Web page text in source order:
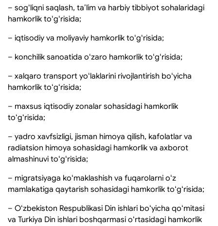
– sogʻliqni saqlash, taʼlim va harbiy tibbiyot sohalaridagi
hamkorlik toʻgʻrisida;
– iqtisodiy va moliyaviy hamkorlik toʻgʻrisida;
– konchilik sanoatida oʻzaro hamkorlik toʻgʻrisida;
– xalqaro transport yoʻlaklarini rivojlantirish boʻyicha
hamkorlik toʻgʻrisida;
– maxsus iqtisodiy zonalar sohasidagi hamkorlik
toʻgʻrisida;
– yadro xavfsizligi, jisman himoya qilish, kafolatlar va
radiatsion himoya sohasidagi hamkorlik va axborot
almashinuvi toʻgʻrisida;
– migratsiyaga koʻmaklashish va fuqarolarni oʻz
mamlakatiga qaytarish sohasidagi hamkorlik toʻgʻrisida;
– Oʻzbekiston Respublikasi Din ishlari boʻyicha qoʻmitasi
va Turkiya Din ishlari boshqarmasi oʻrtasidagi hamkorlik